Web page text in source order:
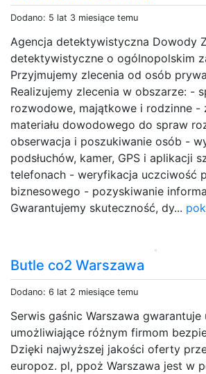
Dodano: 5 lat 3 miesiące temu
Agencja detektywistyczna Dowody
detektywistyczne o ogólnopolskim
Przyjmujemy zlecenia od osób
Realizujemy zlecenia w obszarze: -
rozwodowe, majątkowe i rodzinne -
materiału dowodowego do spraw
obserwacja i poszukiwanie osób -
podsłuchów, kamer, GPS i aplikacji
telefonach - weryfikacja uczciwość
biznesowego - pozyskiwanie
Gwarantujemy skuteczność, dy...
Butle co2 Warszawa
Dodano: 6 lat 2 miesiące temu
Serwis gaśnic Warszawa gwarantuje
umożliwiające różnym firmom
Dzięki najwyższej jakości oferty
europoz. pl, ppoż Warszawa jest w